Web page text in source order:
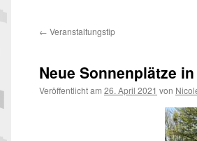
← Veranstaltungstip
Neue Sonnenplätze
Veröffentlicht am 26. April 2021 von